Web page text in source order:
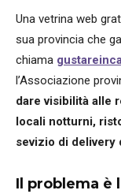
Una vetrina web
sua provincia che
chiama
l’Associazione
dare visibilità alle
locali notturni,
sevizio di delivery
Il problema è